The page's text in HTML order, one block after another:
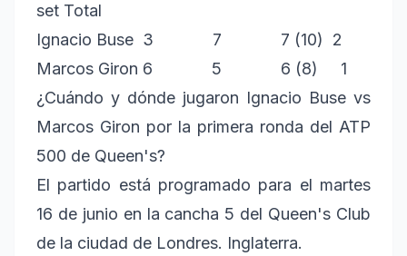
set Total
Ignacio Buse 3 7 7 (10) 2
Marcos Giron 6 5 6 (8) 1
¿Cuándo y dónde jugaron Ignacio Buse vs
Marcos Giron por la primera ronda del ATP
500 de Queen's?
El partido está programado para el martes
16 de junio en la cancha 5 del Queen's Club
de la ciudad de Londres. Inglaterra.